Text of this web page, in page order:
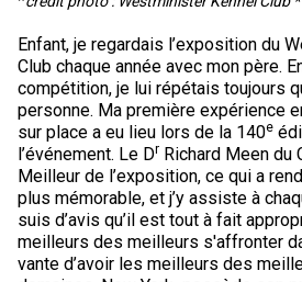
Chiens de berger
Appenzeller sennenhund
Bouvier australien
Kelpie australien
Berger australien
Lévriers et chiens courants
Lévrier afghan
Azawakh
Basenji
Chiens de compagnie
Chien esquimau américain
Chien esquimau américain
Chiens de sport
Barbet
Terriers
Je veux devenir évaluateur
Ressources pour les évaluateurs et
Organiser un test CGN
Nutrition
Santé
Toilettage
Chien égaré
Informations sur l'éducation
Quoi de neuf?
FAQ
Profilage d'ADN
Programme intégré sur la santé
Éducation des éleveurs
Soutien à la communauté des
Stratégies en matière de santé des
Ressources éducatives
CONDITIONS D’ADMISSIBILITÉ
Groupe 1 - Chiens de sport
Programme de soutien aux
L’Exposition du championnat
Aperçu des événements
Agilité
Concours sur le terrain pour
Programme Bon voisin canin du
Calendrier - événements
CanuckDogs.com
Procédure pour enregistrer un chien
Formulaires
Le courrier canin
Adhésion au CCC
Sociétés affiliées
Royal Canin
Adhésion au CCC
M9C 5K6
lundi à vendredi
9 h à 17 h
HNE
Adhésion Plus – sans frais
1-855-880-6237
Enfant, je regardais l’exposition du
Club chaque année avec mon père.
compétition, je lui répétais toujours
personne. Ma première expérience
sur place a eu lieu lors de la 140e
l’événement. Le Dr Richard Meen du
Meilleur de l’exposition, ce qui a
plus mémorable, et j’y assiste à
suis d’avis qu’il est tout à fait
meilleurs des meilleurs s'affronter
vante d’avoir les meilleurs des